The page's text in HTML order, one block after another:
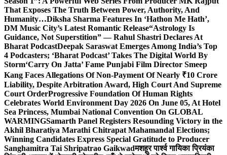
That Exposes The Truth Between Power, Authority, And
Humanity…Diksha Sharma Features In ‘Hathon Me Hath’,
DM Music City’s Latest Romantic Release“Astrology Is
Guidance, Not Superstition” — Rahul Shastri Declares At
Bharat PodcastDeepak Saraswat Emerges Among India’s Top
4 Podcasters; ‘Bharat Podcast’ Takes The Digital World By
Storm‘Carry On Jatta’ Fame Punjabi Film Director Smeep
Kang Faces Allegations Of Non-Payment Of Nearly ₹10 Crore
Liability, Despite Arbitration Award, High Court And Supreme
Court OrderProgressive Foundation Of Human Rights
Celebrates World Environment Day 2026 On June 05, At Hotel
Sea Princess, Mumbai National Convention On GLOBAL
WARMINGSamarth Panel Registers Resounding Victory in the
Akhil Bharatiya Marathi Chitrapat Mahamandal Elections;
Winning Candidates Express Special Gratitude to Producer
Sanghamitra Tai Shripatrao Gaikwadमशहूर पार्श्व गायिका प्रियंका